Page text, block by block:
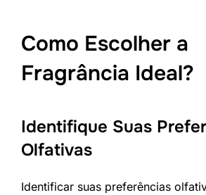
Como Escolher a
Fragrância Ideal?
Identifique Suas
Olfativas
Identificar suas preferências